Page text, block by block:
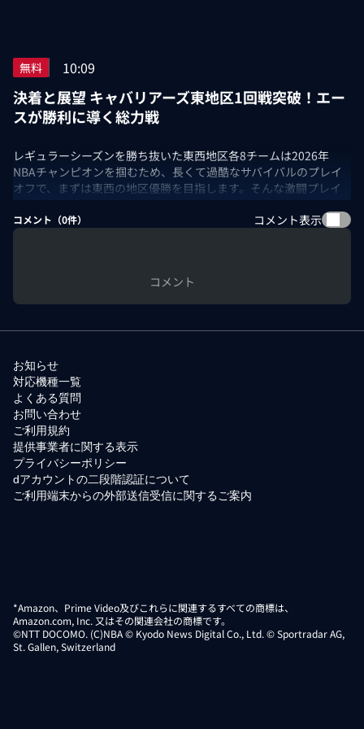
無料 10:09
決着と展望 キャバリアーズ東地区1回戦突破！エー
スが勝利に導く総力戦
レギュラーシーズンを勝ち抜いた東西地区各8チームは2026年
NBAチャンピオンを掴むため、長くて過酷なサバイバルのプレイ
オフで、まずは東西の地区優勝を目指します。そんな激闘プレイ
オフの各シリーズの決着を試合ハイライトで振り返り、NBA
docomo解説陣が次のステージへ進出したチームを徹底分析！今
回は、エースのミッチェルを中心とした持ち前の破壊力で、堅守
出演：長澤壮太郎（国際基督教大学 男子バスケットボールHC）
コメント（0件） コメント表示
コメント
お知らせ
対応機種一覧
よくある質問
お問い合わせ
ご利用規約
提供事業者に関する表示
プライバシーポリシー
dアカウントの二段階認証について
ご利用端末からの外部送信受信に関するご案内
*Amazon、Prime Video及びこれらに関連するすべての商標は、
Amazon.com, Inc. 又はその関連会社の商標です。
©NTT DOCOMO. (C)NBA © Kyodo News Digital Co., Ltd. © Sportradar AG,
St. Gallen, Switzerland